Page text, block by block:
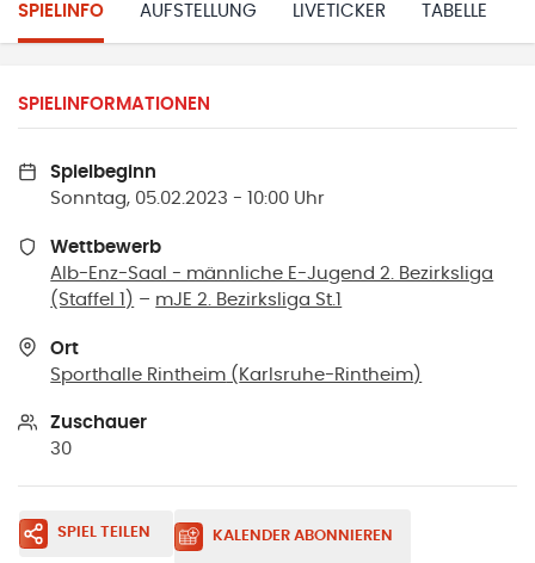
SPIELINFO AUFSTELLUNG LIVETICKER TABELLE
SPIELINFORMATIONEN
Spielbeginn
Sonntag, 05.02.2023 - 10:00 Uhr
Wettbewerb
Alb-Enz-Saal - männliche E-Jugend 2. Bezirksliga
(Staffel 1) – mJE 2. Bezirksliga St.1
Ort
Sporthalle Rintheim ( Karlsruhe-Rintheim)
Zuschauer
30
SPIEL TEILEN KALENDER ABONNIEREN